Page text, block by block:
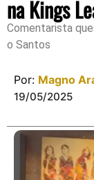
na Kings
Comentarista
o Santos
Por: Magno
19/05/2025